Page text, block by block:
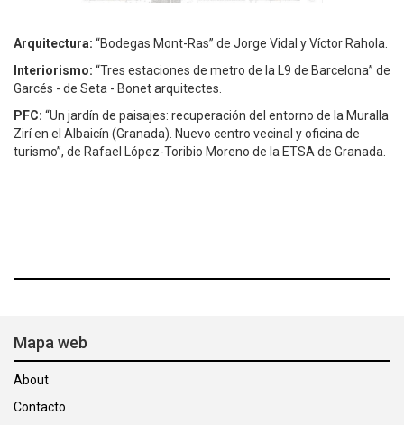
Arquitectura: “Bodegas Mont-Ras” de Jorge Vidal y Víctor Rahola.
Interiorismo: “Tres estaciones de metro de la L9 de Barcelona” de
Garcés - de Seta - Bonet arquitectes.
PFC: “Un jardín de paisajes: recuperación del entorno de la Muralla
Zirí en el Albaicín (Granada). Nuevo centro vecinal y oficina de
turismo”, de Rafael López-Toribio Moreno de la ETSA de Granada.
Mapa web
About
Contacto